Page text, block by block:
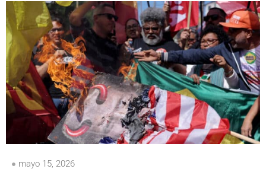
mayo 15, 2026